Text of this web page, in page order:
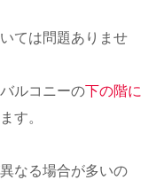
ては問題ありませ
ルコニーの下の階に
す。
なる場合が多いの